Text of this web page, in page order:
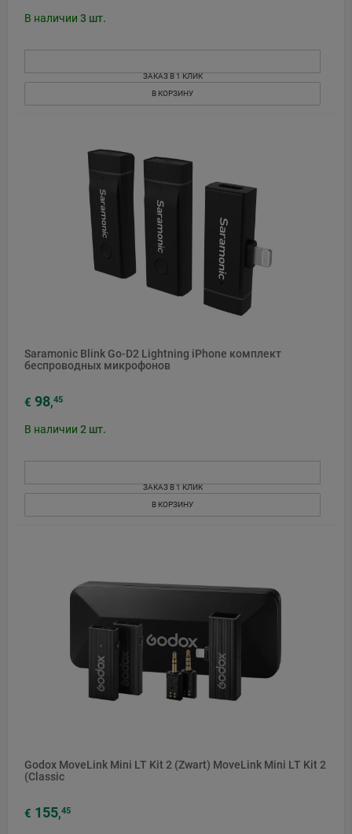
В наличии 3 шт.
ЗАКАЗ В 1 КЛИК
В КОРЗИНУ
Saramonic Blink Go-D2 Lightning iPhone комплект
беспроводных микрофонов
€ 98,45
В наличии 2 шт.
ЗАКАЗ В 1 КЛИК
В КОРЗИНУ
Godox MoveLink Mini LT Kit 2 (Zwart) MoveLink Mini LT Kit 2
(Classic
€ 155,45